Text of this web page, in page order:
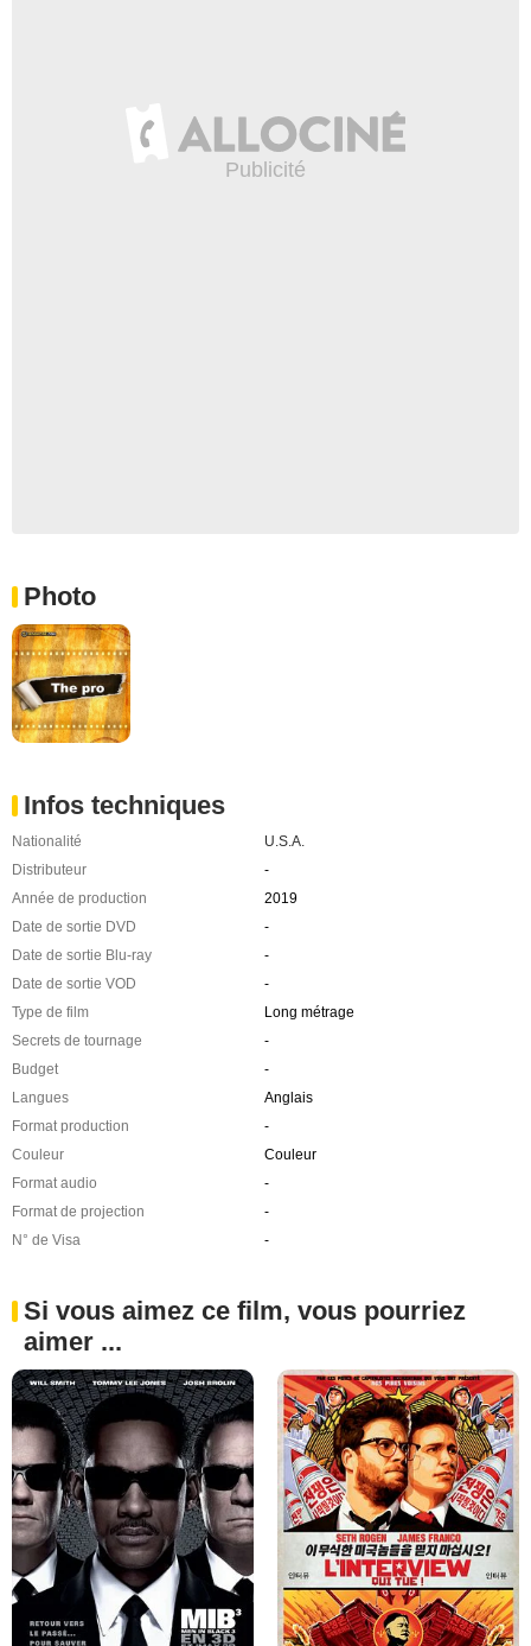
Photo
Infos techniques
Nationalité
U.S.A.
Distributeur
-
Année de production
2019
Date de sortie DVD
-
Date de sortie Blu-ray
-
Date de sortie VOD
-
Type de film
Long métrage
Secrets de tournage
-
Budget
-
Langues
Anglais
Format production
-
Couleur
Couleur
Format audio
-
Format de projection
-
N° de Visa
-
Si vous aimez ce film, vous pourriez
aimer ...